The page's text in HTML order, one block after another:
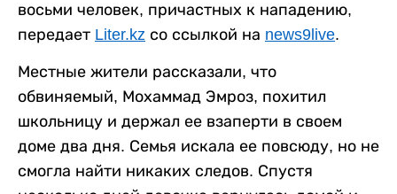
восьми человек, причастных к нападению,
передает Liter.kz со ссылкой на news9live.
Местные жители рассказали, что
обвиняемый, Мохаммад Эмроз, похитил
школьницу и держал ее взаперти в своем
доме два дня. Семья искала ее повсюду, но не
смогла найти никаких следов. Спустя